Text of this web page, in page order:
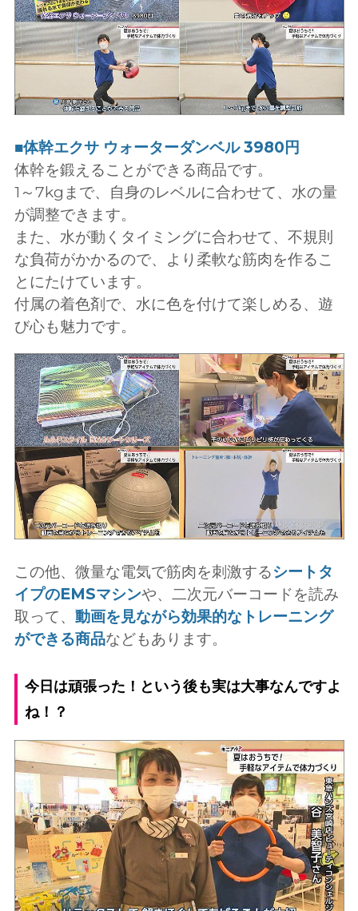
■体幹エクサ ウォーターダンベル 3980円
体幹を鍛えることができる商品です。
1～7kgまで、自身のレベルに合わせて、水の量
が調整できます。
また、水が動くタイミングに合わせて、不規則
な負荷がかかるので、より柔軟な筋肉を作るこ
とにたけています。
付属の着色剤で、水に色を付けて楽しめる、遊
び心も魅力です。
この他、微量な電気で筋肉を刺激するシートタ
イプのEMSマシンや、二次元バーコードを読み
取って、 動画を見ながら効果的なトレーニング
ができる商品などもあります。
今日は頑張った！という後も実は大事なんですよ
ね！？